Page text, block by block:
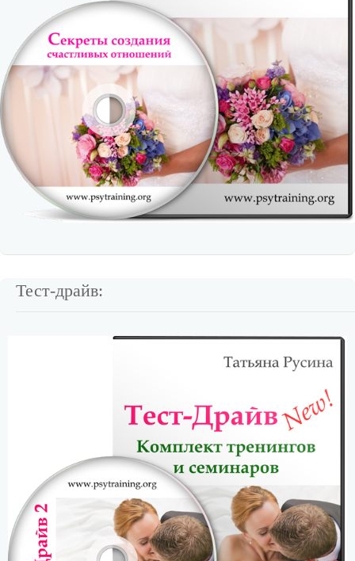
Тест-драйв: